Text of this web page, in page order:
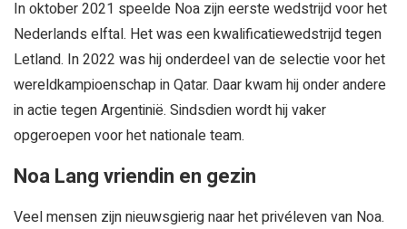
In oktober 2021 speelde Noa zijn eerste wedstrijd voor het
Nederlands elftal. Het was een kwalificatiewedstrijd tegen
Letland. In 2022 was hij onderdeel van de selectie voor het
wereldkampioenschap in Qatar. Daar kwam hij onder andere
in actie tegen Argentinië. Sindsdien wordt hij vaker
opgeroepen voor het nationale team.
Noa Lang vriendin en gezin
Veel mensen zijn nieuwsgierig naar het privéleven van Noa.